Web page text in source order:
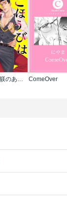
ごほうびは躾のあと【短編】 ComeOver